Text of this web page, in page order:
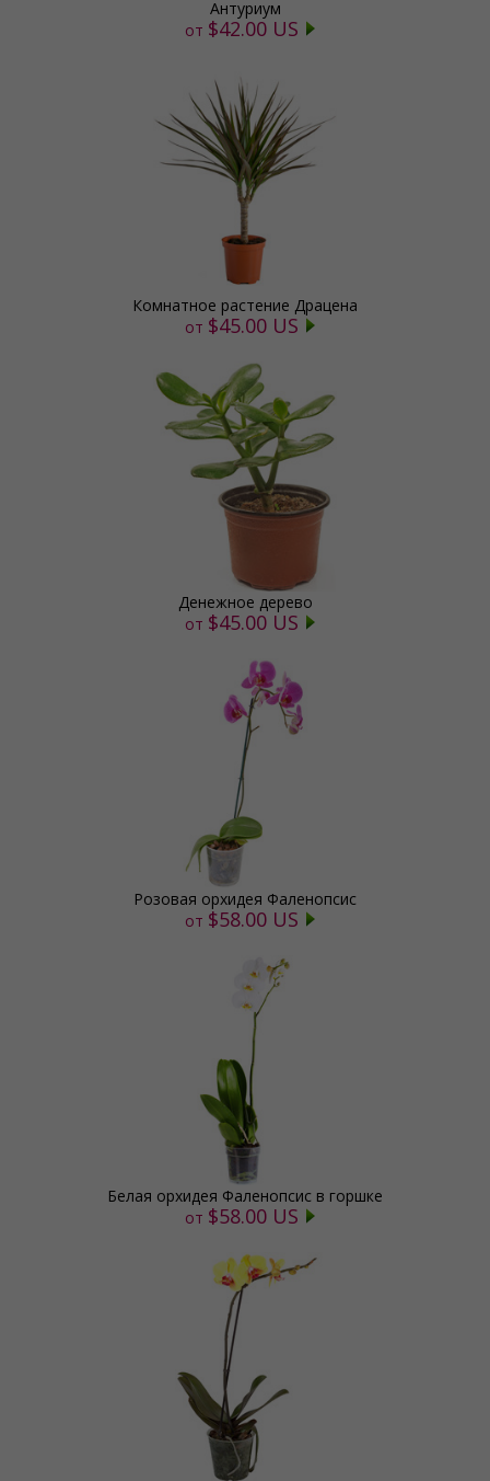
Антуриум
от $42.00 US
Комнатное растение Драцена
от $45.00 US
Денежное дерево
от $45.00 US
Розовая орхидея Фаленопсис
от $58.00 US
Белая орхидея Фаленопсис в горшке
от $58.00 US